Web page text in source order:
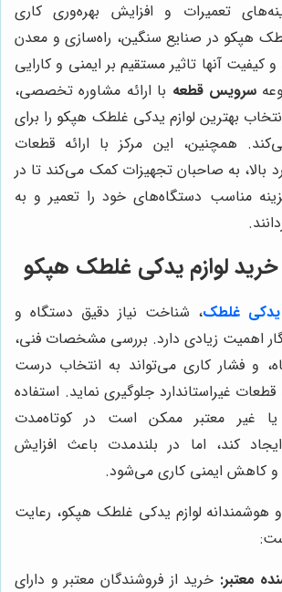
تعمیرات و افزایش بهره‌وری کاری
هپکو در صنایع سنگین، راه‌سازی و معدن
و کیفیت آنها تاثیر مستقیم بر ایمنی و کارایی
سرویس قطعه با ارائه مشاوره تخصصی،
بهترین لوازم یدکی غلطک هپکو را برای
همچنین، این مرکز با ارائه قطعات
بالا، به صاحبان تجهیزات کمک می‌کند تا در
مناسب دستگاه‌های خود را تعمیر و به
لوازم یدکی غلطک هپکو
یدکی غلطک، شناخت نیاز دقیق دستگاه و
اهمیت زیادی دارد. بررسی مشخصات فنی،
و فشار کاری می‌تواند به انتخاب درست
غیراستاندارد جلوگیری نماید. استفاده
غیر معتبر ممکن است در کوتاه‌مدت
کند، اما در بلندمدت باعث افزایش
و کاهش ایمنی کاری می‌شود.
هوشمندانه لوازم یدکی غلطک هپکو، رعایت
معتبر: خرید از فروشندگان معتبر و دارای